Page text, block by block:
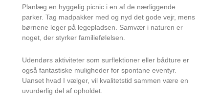
Planlæg en hyggelig picnic i en af de nærliggende
parker. Tag madpakker med og nyd det gode vejr, mens
børnene leger på legepladsen. Samvær i naturen er
noget, der styrker familiefølelsen.
Udendørs aktiviteter som surflektioner eller bådture er
også fantastiske muligheder for spontane eventyr.
Uanset hvad I vælger, vil kvalitetstid sammen være en
uvurderlig del af opholdet.